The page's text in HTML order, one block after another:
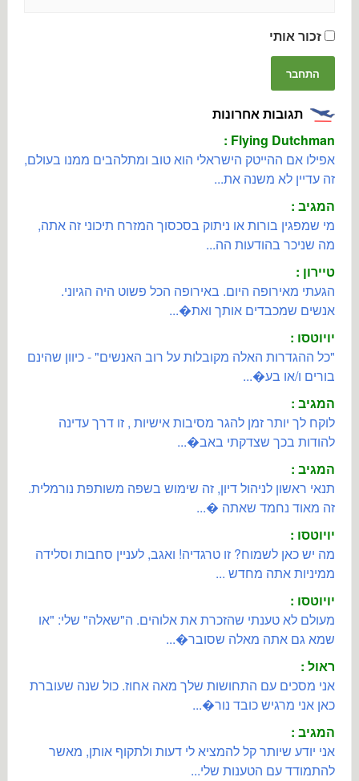
זכור אותי
תגובות אחרונות
Flying Dutchman :
אפילו אם ההייטק הישראלי הוא טוב ומתלהבים ממנו בעולם,
זה עדיין לא משנה את...
המגיב :
מי שמפגין בורות או ניתוק בסכסוך המזרח תיכוני זה אתה,
מה שניכר בהודעות הה...
טיירון :
הגעתי מאירופה היום. באירופה הכל פשוט היה הגיוני.
אנשים שמכבדים אותך ואת�...
יויוטסו :
"כל ההגדרות האלה מקובלות על רוב האנשים" - כיוון שהינם
בורים ו/או בע�...
המגיב :
לוקח לך יותר זמן להגר מסיבות אישיות , זו דרך עדינה
להודות בכך שצדקתי באב�...
המגיב :
תנאי ראשון לניהול דיון, זה שימוש בשפה משותפת נורמלית.
זה מאוד נחמד שאתה �...
יויוטסו :
מה יש כאן לשמוח? זו טרגדיה! ואגב, לעניין סחבות וסלידה
ממיניות אתה מחדש ...
יויוטסו :
מעולם לא טענתי שהזכרת את אלוהים. ה"שאלה" שלי: "או
שמא גם אתה מאלה שסובר�...
ראול :
אני מסכים עם התחושות שלך מאה אחוז. כול שנה שעוברת
כאן אני מרגיש כובד נור�...
המגיב :
אני יודע שיותר קל להמציא לי דעות ולתקוף אותן, מאשר
להתמודד עם הטענות שלי...